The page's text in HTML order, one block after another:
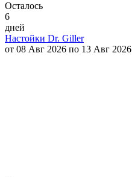
Осталось
6
дней
Настойки Dr. Giller
от 08 Авг 2026 по 13 Авг 2026